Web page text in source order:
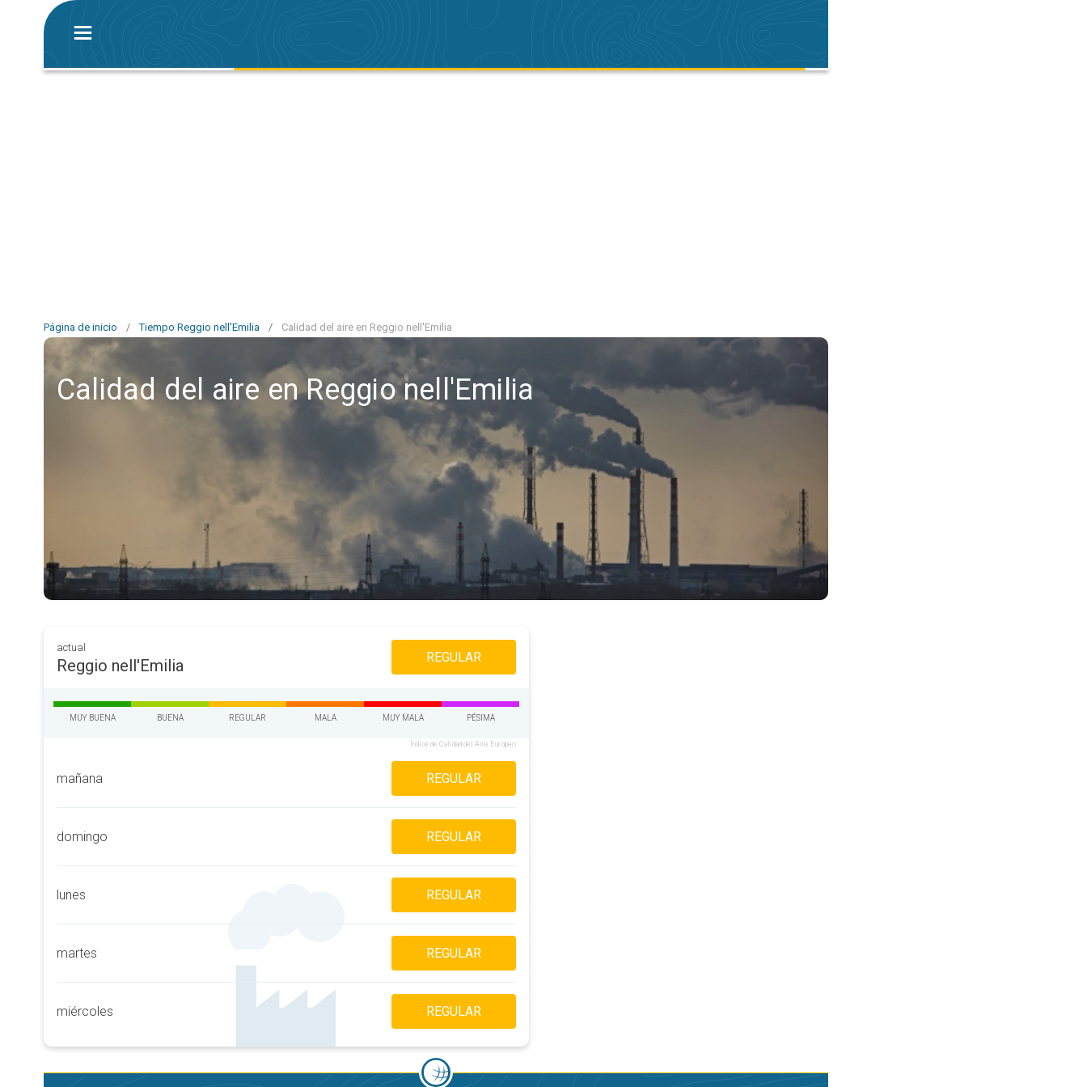
Página de inicio / Tiempo Reggio nell'Emilia / Calidad del aire en Reggio nell'Emilia
Calidad del aire en Reggio nell'Emilia
actual
Reggio nell'Emilia REGULAR
MUY BUENA BUENA REGULAR MALA MUY MALA PÉSIMA
Índice de Calidad del Aire Europeo
mañana REGULAR
domingo REGULAR
lunes REGULAR
martes REGULAR
miércoles REGULAR